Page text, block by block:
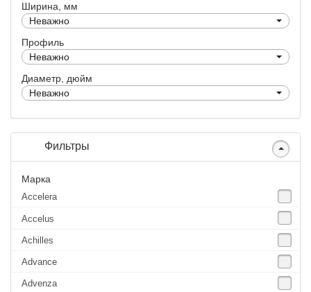
Ширина, мм
Неважно
Профиль
Неважно
Диаметр, дюйм
Неважно
Фильтры
Марка
Accelera
Accelus
Achilles
Advance
Advenza